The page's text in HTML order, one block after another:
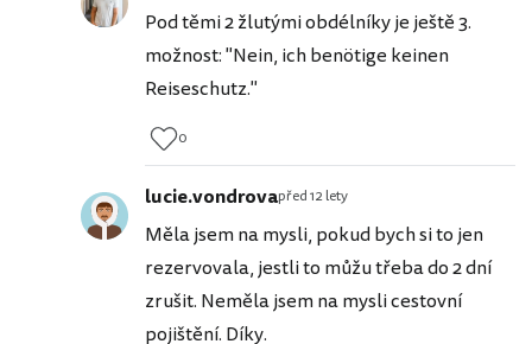
Pod těmi 2 žlutými obdélníky je ještě 3.
možnost: "Nein, ich benötige keinen
Reiseschutz."
0
lucie.vondrovapřed 12 lety
Měla jsem na mysli, pokud bych si to jen
rezervovala, jestli to můžu třeba do 2 dní
zrušit. Neměla jsem na mysli cestovní
pojištění. Díky.